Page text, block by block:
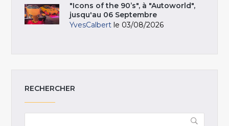
"Icons of the 90’s", à "Autoworld",
jusqu'au 06 Septembre
YvesCalbert le 03/08/2026
RECHERCHER